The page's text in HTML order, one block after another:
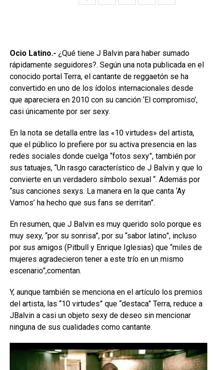
Ocio Latino.- ¿Qué tiene J Balvin para haber sumado
rápidamente seguidores?. Según una nota publicada en el
conocido portal Terra, el cantante de reggaetón se ha
convertido en uno de los ídolos internacionales desde
que apareciera en 2010 con su canción ‘El compromiso’,
casi únicamente por ser sexy.
En la nota se detalla entre las «10 virtudes» del artista,
que el público lo prefiere por su activa presencia en las
redes sociales donde cuelga “fotos sexy”, también por
sus tatuajes, “Un rasgo característico de J Balvin y que lo
convierte en un verdadero símbolo sexual “. Además por
“sus canciones sexys. La manera en la que canta ‘Ay
Vamos’ ha hecho que sus fans se derritan”.
En resumen, que J Balvin es muy querido solo porque es
muy sexy, “por su sonrisa”, por su “sabor latino”, incluso
por sus amigos (Pitbull y Enrique Iglesias) que “miles de
mujeres agradecieron tener a este trío en un mismo
escenario”,comentan.
Y, aunque también se menciona en el artículo los premios
del artista, las “10 virtudes” que “destaca” Terra, reduce a
JBalvin a casi un objeto sexy de deseo sin mencionar
ninguna de sus cualidades como cantante.